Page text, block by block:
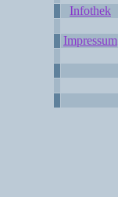
Infothek
Impressum